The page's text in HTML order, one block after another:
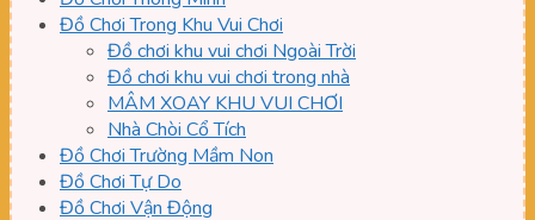
Đồ Chơi Trong Khu Vui Chơi
Đồ chơi khu vui chơi Ngoài Trời
Đồ chơi khu vui chơi trong nhà
MÂM XOAY KHU VUI CHƠI
Nhà Chòi Cổ Tích
Đồ Chơi Trường Mầm Non
Đồ Chơi Tự Do
Đồ Chơi Vận Động